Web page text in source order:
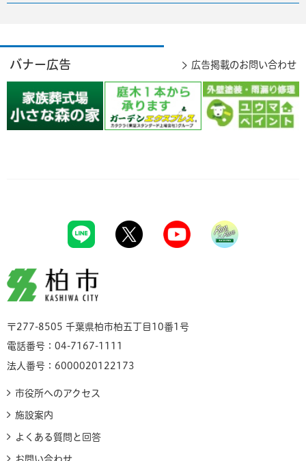
バナー広告 広告掲載のお問い合わせ
柏市
〒277-8505 千葉県柏市柏五丁目10番1号
電話番号：04-7167-1111
法人番号：6000020122173
市役所へのアクセス
施設案内
よくある質問と回答
お問い合わせ